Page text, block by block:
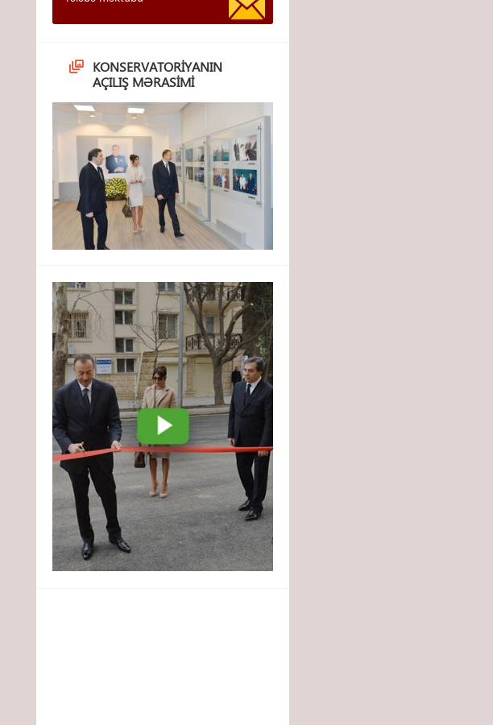
KONSERVATORIYANIN
AÇILIŞ MƏRASIMI